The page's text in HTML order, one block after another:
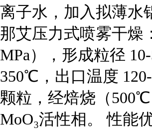
离子水，加入拟薄水
那艾压力式喷雾干燥
MPa），形成粒径
350℃，出口温度
颗粒，经焙烧（
MoO₃活性相。 性能